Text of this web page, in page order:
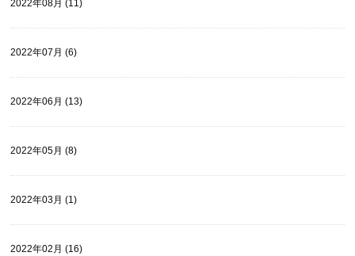
2022年08月 (11)
2022年07月 (6)
2022年06月 (13)
2022年05月 (8)
2022年03月 (1)
2022年02月 (16)